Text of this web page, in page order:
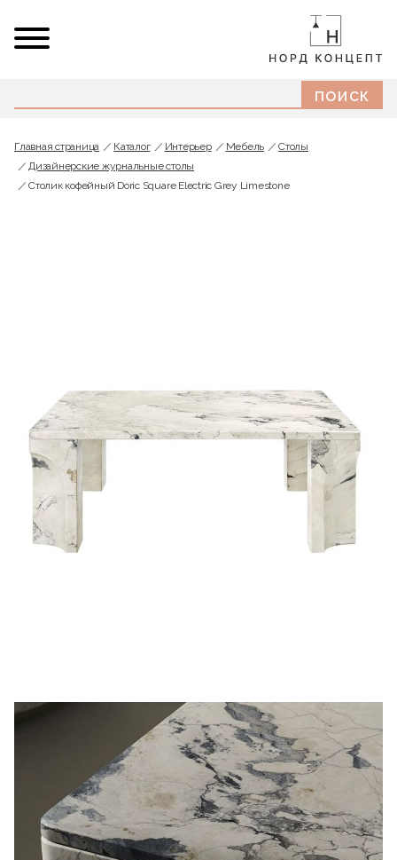
Главная страница Каталог Интерьер Мебель
Cтолы
Дизайнерские журнальные столы
Столик кофейный Doric Square Electric Grey Limestone